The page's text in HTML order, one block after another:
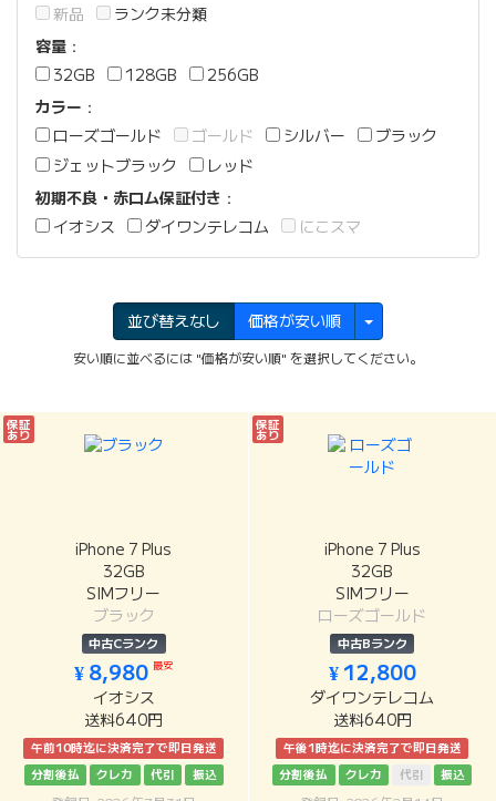
新品
ランク未分類
容量 ：
32GB
128GB
256GB
カラー ：
ローズゴールド
ゴールド シルバー
ブラック
ジェットブラック
レッド
初期不良・赤ロム保証付き ：
イオシス
ダイワンテレコム にこスマ
並び替えなし 価格が安い順
安い順に並べるには "価格が安い順" を選択してください。
保証
あり
iPhone 7 Plus
32GB
SIMフリー
ブラック
中古Cランク
¥ 8,980最安
イオシス
送料640円
午前10時迄に決済完了で即日発送
分割後払
クレカ 代引 振込
保証
あり
iPhone 7 Plus
32GB
SIMフリー
ローズゴールド
中古Bランク
¥ 12,800
ダイワンテレコム
送料640円
午後1時迄に決済完了で即日発送
分割後払
クレカ 代引 振込